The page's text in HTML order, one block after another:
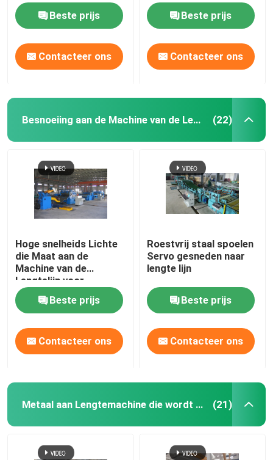
Veranderings
Tweelingsnijmachines
scheuren
Beste prijs
Contacteer ons
Veranderings
Tweelingsnijmachines
scheuren
Beste prijs
Contacteer ons
Besnoeiing aan de Machine van de Lengtelijn (22)
Hoge snelheids Lichte
die Maat aan de
Machine van de
Lengtelijn voor
Staalplaat 25pcs X 2m
wordt gesneden
Beste prijs
Contacteer ons
Roestvrij staal spoelen
Servo gesneden naar
lengte lijn
Beste prijs
Contacteer ons
Metaal aan Lengtemachine die wordt gesneden (21)